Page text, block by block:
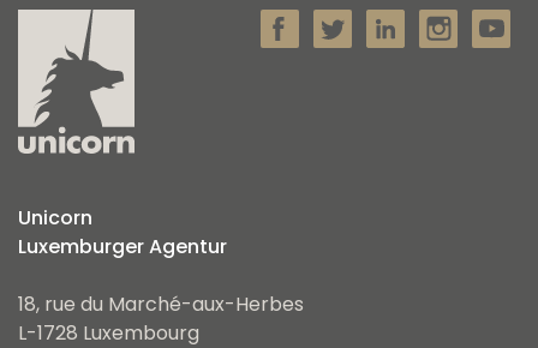
Unicorn
Luxemburger Agentur
18, rue du Marché-aux-Herbes
L-1728 Luxembourg